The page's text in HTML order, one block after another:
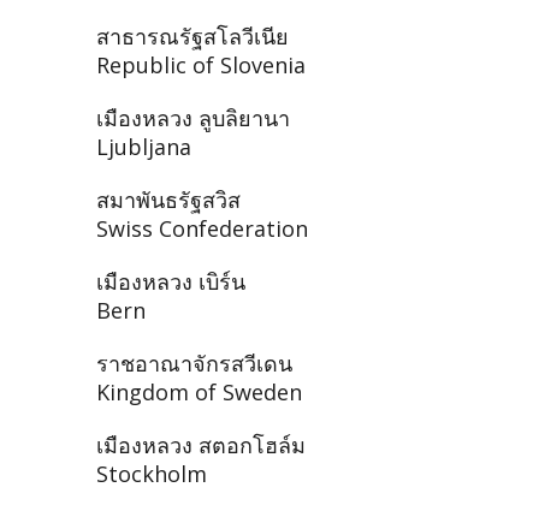
สาธารณรัฐสโลวีเนีย
Republic of Slovenia
เมืองหลวง ลูบลิยานา
Ljubljana
สมาพันธรัฐสวิส
Swiss Confederation
เมืองหลวง เบิร์น
Bern
ราชอาณาจักรสวีเดน
Kingdom of Sweden
เมืองหลวง สตอกโฮล์ม
Stockholm